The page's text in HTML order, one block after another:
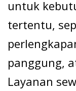
untuk
tertentu,
panggung,
Layanan